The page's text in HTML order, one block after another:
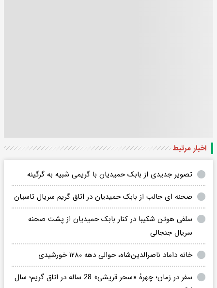
اخبار مرتبط
تصویر جدیدی از بابک حمیدیان با گریمی شبیه به گرگینه
صحنه ای جالب از بابک حمیدیان در اتاق گریم سریال تاسیان
سلفی هوتن شکیبا در کنار بابک حمیدیان از پشت صحنه
سریال جنجالی
خانه داماد ناصرالدین‌شاه، حوالی دهه ۱۲۸۰ خورشیدی
سفر در زمان؛ چهرۀ «سحر قریشی» 28 ساله در اتاق گریم؛ سال